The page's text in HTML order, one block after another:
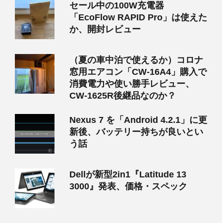
セール中の100W充電器
「EcoFlow RAPID Pro」は使えた
か、開封レビュー
（夏の車中泊で使えるか）コロナ
窓用エアコン「CW-16A4」購入で
消費電力や使い勝手レビュー、
CW-1625R後継品なのか？
Nexus 7 を「Android 4.2.1」に更
新後、バッテリー持ちが良いとい
う話
Dellが新型2in1『Latitude 13
3000』発表、価格・スペック